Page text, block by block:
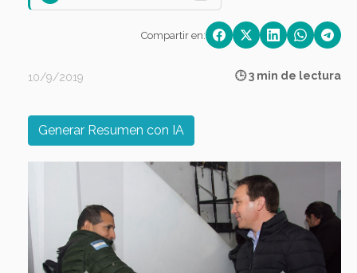
Compartir en:
10/9/2019 🕒 3 min de lectura
Generar Resumen con IA